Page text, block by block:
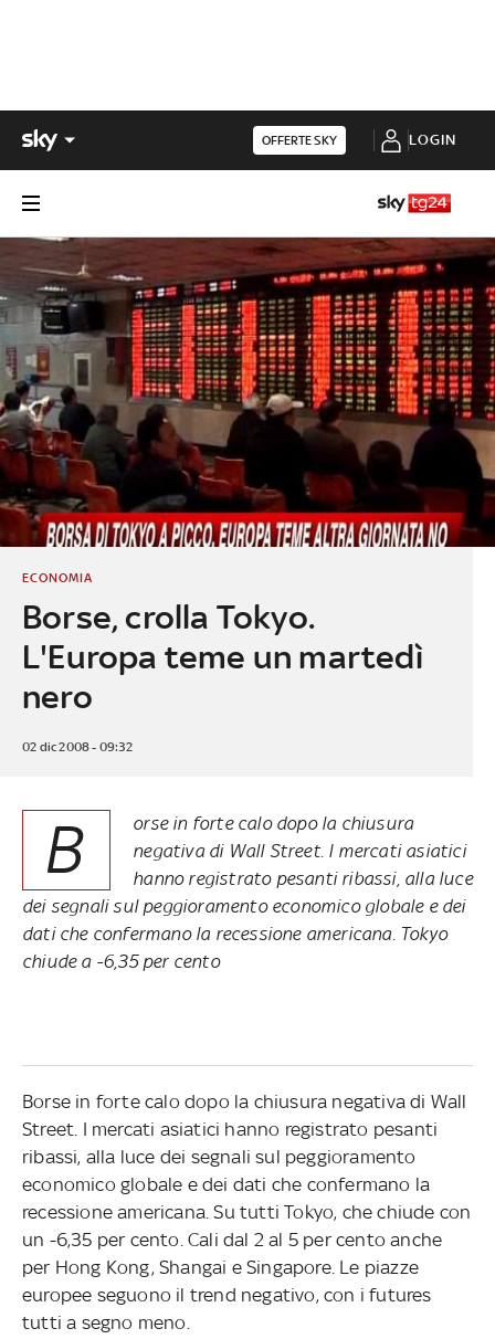
OFFERTE SKY LOGIN
Borse, crolla Tokyo.
L'Europa teme un martedì
nero
ECONOMIA
02 dic 2008 - 09:32
B
orse in forte calo dopo la chiusura
negativa di Wall Street. I mercati asiatici
hanno registrato pesanti ribassi, alla luce
dei segnali sul peggioramento economico globale e dei
dati che confermano la recessione americana. Tokyo
chiude a -6,35 per cento
Borse in forte calo dopo la chiusura negativa di Wall
Street. I mercati asiatici hanno registrato pesanti
ribassi, alla luce dei segnali sul peggioramento
economico globale e dei dati che confermano la
recessione americana. Su tutti Tokyo, che chiude con
un -6,35 per cento. Cali dal 2 al 5 per cento anche
per Hong Kong, Shangai e Singapore. Le piazze
europee seguono il trend negativo, con i futures
tutti a segno meno.